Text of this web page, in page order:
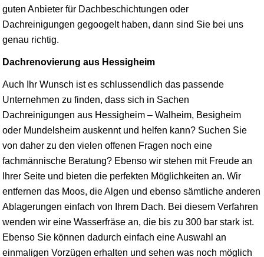
guten Anbieter für Dachbeschichtungen oder
Dachreinigungen gegoogelt haben, dann sind Sie bei uns
genau richtig.
Dachrenovierung aus Hessigheim
Auch Ihr Wunsch ist es schlussendlich das passende
Unternehmen zu finden, dass sich in Sachen
Dachreinigungen aus Hessigheim – Walheim, Besigheim
oder Mundelsheim auskennt und helfen kann? Suchen Sie
von daher zu den vielen offenen Fragen noch eine
fachmännische Beratung? Ebenso wir stehen mit Freude an
Ihrer Seite und bieten die perfekten Möglichkeiten an. Wir
entfernen das Moos, die Algen und ebenso sämtliche anderen
Ablagerungen einfach von Ihrem Dach. Bei diesem Verfahren
wenden wir eine Wasserfräse an, die bis zu 300 bar stark ist.
Ebenso Sie können dadurch einfach eine Auswahl an
einmaligen Vorzügen erhalten und sehen was noch möglich